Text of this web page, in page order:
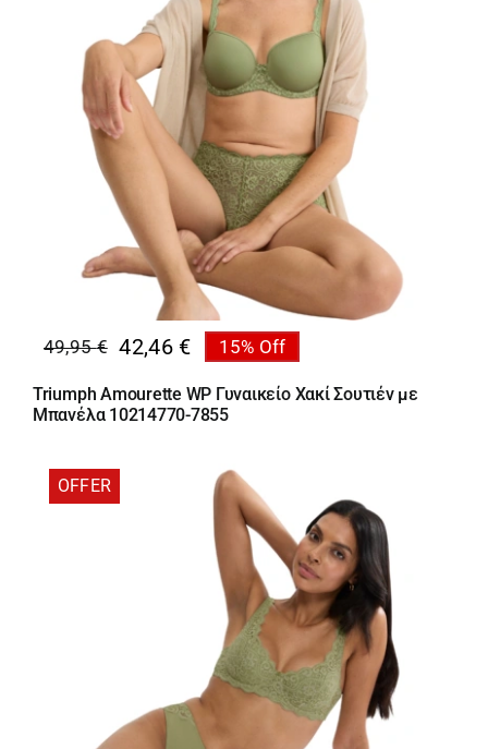
49,95€
Original
price
was:
42,46 €
Η
τρέχουσα
τιμή
42,46 €.
15% Off
Triumph Amourette WP Γυναικείο Χακί Σουτιέν με
Μπανέλα 10214770-7855
OFFER